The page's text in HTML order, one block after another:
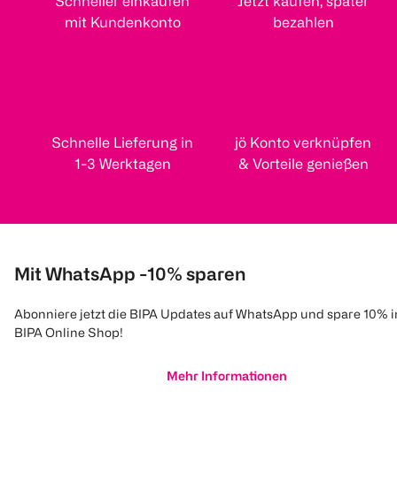
mit Kundenkonto
bezahlen
Schnelle Lieferung in
1-3 Werktagen
jö Konto verknüpfen
& Vorteile genießen
Mit WhatsApp -10% sparen
Abonniere jetzt die BIPA Updates auf WhatsApp und spare 10%
BIPA Online Shop!
Mehr Informationen